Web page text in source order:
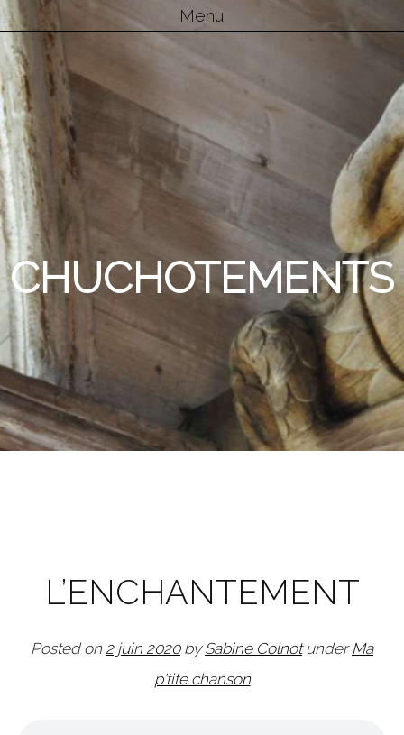
Menu
Skip to content
CHUCHOTEMENTS
L’ENCHANTEMENT
Posted on 2 juin 2020bySabine Colnotunder Ma
p'tite chanson